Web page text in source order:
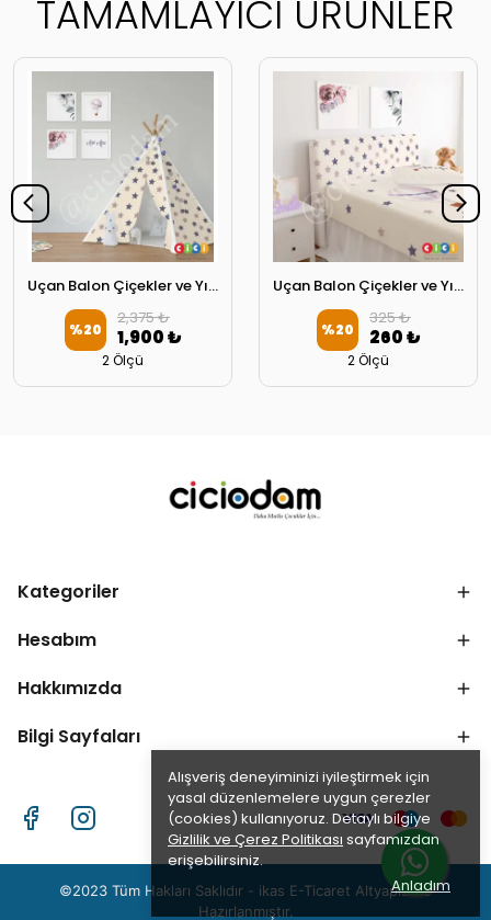
Alışveriş deneyiminizi iyileştirmek için
yasal düzenlemelere uygun çerezler
(cookies) kullanıyoruz. Detaylı bilgiye
Gizlilik ve Çerez Politikası sayfamızdan
erişebilirsiniz.
Anladım
TAMAMLAYICI ÜRÜNLER
Uçan Balon Çiçekler ve Yıldızlar Oyun Çadırı
%20
2,375 ₺
1,900 ₺
2 Ölçü
Uçan Balon Çiçekler ve Yıldızlar Başlık Kılıfı
%20
325 ₺
260 ₺
2 Ölçü
Kategoriler
Hesabım
Hakkımızda
Bilgi Sayfaları
©2023 Tüm Hakları Saklıdır - ikas E-Ticaret Altyapısı ile
Hazırlanmıştır.